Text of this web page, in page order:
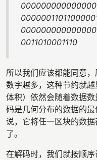
0011010001110
所以我们应该都能同意
数字越多，这种节约就
体积）依然会随着数据
码是几何分布的数据的最
说，它将任一区块的数
了。
在解码时，我们就按顺